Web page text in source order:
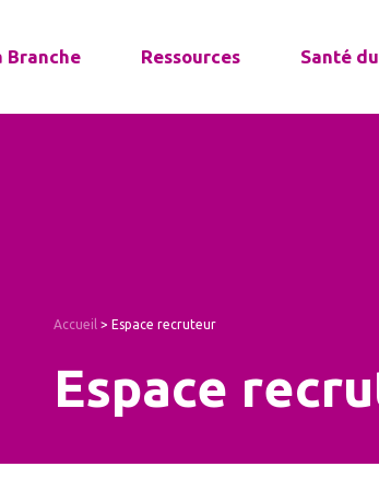
Branche Ressources Santé
Accueil > Espace recruteur
Espace